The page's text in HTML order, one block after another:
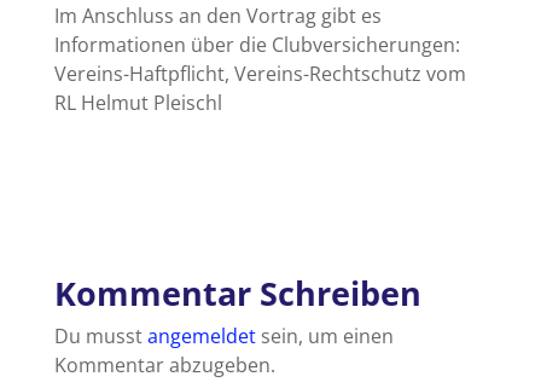
Im Anschluss an den Vortrag gibt es
Informationen über die Clubversicherungen:
Vereins-Haftpflicht, Vereins-Rechtschutz vom
RL Helmut Pleischl
Kommentar Schreiben
Du musstangemeldetsein, um einen
Kommentar abzugeben.